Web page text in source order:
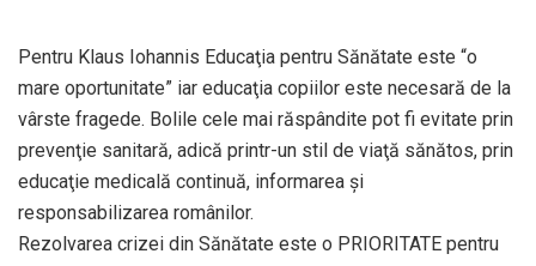
Pentru Klaus Iohannis Educaţia pentru Sănătate este “o
mare oportunitate” iar educaţia copiilor este necesară de la
vârste fragede. Bolile cele mai răspândite pot fi evitate prin
prevenţie sanitară, adică printr-un stil de viaţă sănătos, prin
educaţie medicală continuă, informarea şi
responsabilizarea românilor.
Rezolvarea crizei din Sănătate este o PRIORITATE pentru